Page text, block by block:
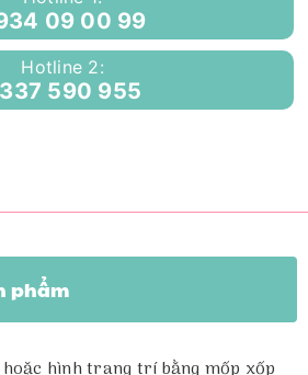
09 00 99
Hotline 2:
590 955
phẩm